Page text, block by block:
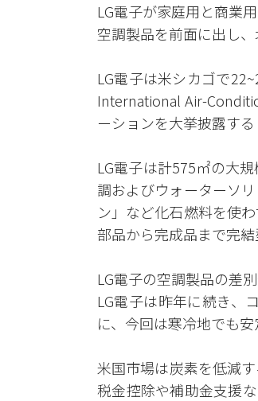
LG電子が家庭用と商業
空調製品を前面に出し、
LG電子は米シカゴで
International Air-
ーションを大挙披露す
LG電子は計575㎡の大
調およびウォーターソ
ン」など化石燃料を使
部品から完成品まで完
LG電子の空調製品の差
LG電子は昨年に続き、
に、今回は寒冷地でも
米国市場は炭素を低減
税金控除や補助金支援